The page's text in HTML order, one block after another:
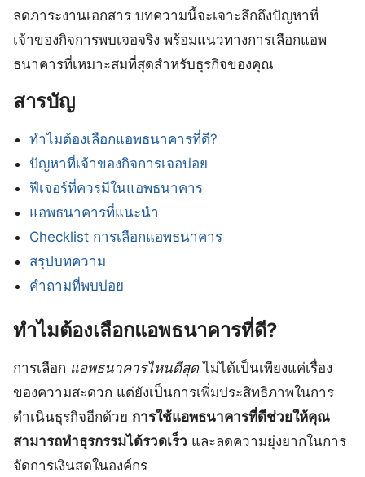
ลดภาระงานเอกสาร บทความนี้จะเจาะลึกถึงปัญหาที่
เจ้าของกิจการพบเจอจริง พร้อมแนวทางการเลือกแอพ
ธนาคารที่เหมาะสมที่สุดสำหรับธุรกิจของคุณ
สารบัญ
ทำไมต้องเลือกแอพธนาคารที่ดี?
ปัญหาที่เจ้าของกิจการเจอบ่อย
ฟีเจอร์ที่ควรมีในแอพธนาคาร
แอพธนาคารที่แนะนำ
Checklist การเลือกแอพธนาคาร
สรุปบทความ
คำถามที่พบบ่อย
ทำไมต้องเลือกแอพธนาคารที่ดี?
การเลือก แอพธนาคารไหนดีสุดไม่ได้เป็นเพียงแค่เรื่อง
ของความสะดวก แต่ยังเป็นการเพิ่มประสิทธิภาพในการ
ดำเนินธุรกิจอีกด้วย การใช้แอพธนาคารที่ดีช่วยให้คุณ
สามารถทำธุรกรรมได้รวดเร็ว และลดความยุ่งยากในการ
จัดการเงินสดในองค์กร